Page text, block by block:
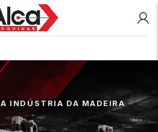
INDÚSTRIA DA MADEIRA